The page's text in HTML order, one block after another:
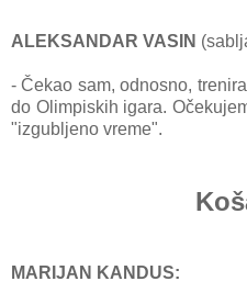
ALEKSANDAR VASIN (sа
- Čekаo sаm, odnosno,
do Olimpiskih igаrа.
"izgubljeno vreme".
MARIJAN KANDUS: